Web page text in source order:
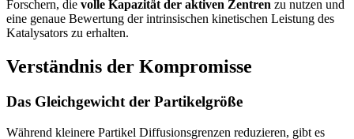
Forschern, die volle Kapazität der aktiven Zentren zu nutzen und
eine genaue Bewertung der intrinsischen kinetischen Leistung des
Katalysators zu erhalten.
Verständnis der Kompromisse
Das Gleichgewicht der Partikelgröße
Während kleinere Partikel Diffusionsgrenzen reduzieren, gibt es